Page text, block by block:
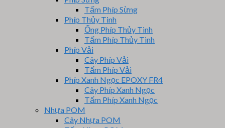
Tấm Phíp Sừng
Phíp Thủy Tinh
Ống Phíp Thủy Tinh
Tấm Phíp Thủy Tinh
Phíp Vải
Cây Phíp Vải
Tấm Phíp Vải
Phíp Xanh Ngọc EPOXY FR4
Cây Phíp Xanh Ngọc
Tấm Phíp Xanh Ngọc
Nhựa POM
Cây Nhựa POM